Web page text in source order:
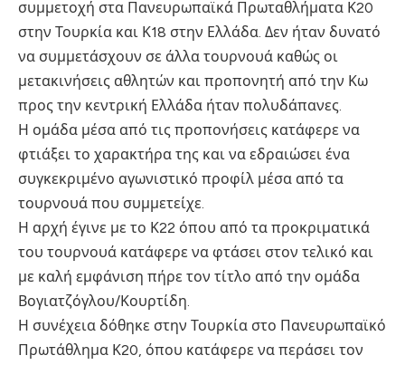
συμμετοχή στα Πανευρωπαϊκά Πρωταθλήματα Κ20
στην Τουρκία και Κ18 στην Ελλάδα. Δεν ήταν δυνατό
να συμμετάσχουν σε άλλα τουρνουά καθώς οι
μετακινήσεις αθλητών και προπονητή από την Κω
προς την κεντρική Ελλάδα ήταν πολυδάπανες.
Η ομάδα μέσα από τις προπονήσεις κατάφερε να
φτιάξει το χαρακτήρα της και να εδραιώσει ένα
συγκεκριμένο αγωνιστικό προφίλ μέσα από τα
τουρνουά που συμμετείχε.
Η αρχή έγινε με το Κ22 όπου από τα προκριματικά
του τουρνουά κατάφερε να φτάσει στον τελικό και
με καλή εμφάνιση πήρε τον τίτλο από την ομάδα
Βογιατζόγλου/Κουρτίδη.
Η συνέχεια δόθηκε στην Τουρκία στο Πανευρωπαϊκό
Πρωτάθλημα Κ20, όπου κατάφερε να περάσει τον